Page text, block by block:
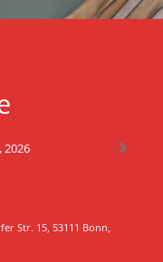
2026
Str. 15, 53111 Bonn,